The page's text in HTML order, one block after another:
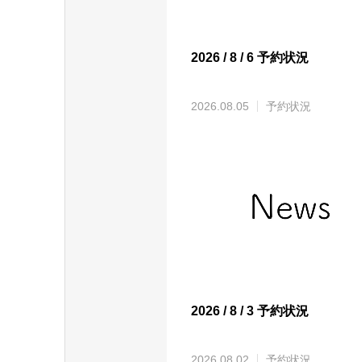
2026 / 8 / 6 予約状況
2026.08.05 予約状況
2026 / 8 / 3 予約状況
2026.08.02 予約状況